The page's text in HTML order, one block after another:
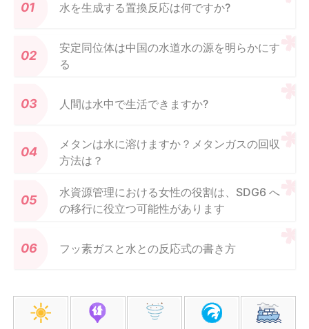
水を生成する置換反応は何ですか?
安定同位体は中国の水道水の源を明らかにす
る
人間は水中で生活できますか?
メタンは水に溶けますか？メタンガスの回収
方法は？
水資源管理における女性の役割は、SDG6 へ
の移行に役立つ可能性があります
フッ素ガスと水との反応式の書き方